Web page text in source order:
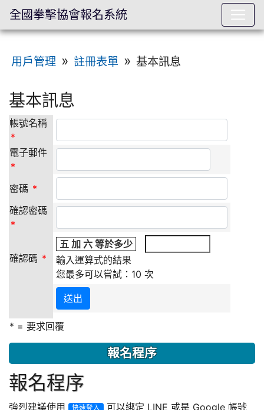
用戶管理 » 註冊表單 » 基本訊息
基本訊息
帳號名稱
*
電子郵件
*
密碼 *
確認密碼
*
確認碼 *
五 加 六 等於多少
輸入運算式的結果
您最多可以嘗試：10 次
送出
* = 要求回覆
報名程序
報名程序
強烈建議使用 快速登入
可以綁定 LINE 或是 Google 帳號
全國拳擊協會報名系統